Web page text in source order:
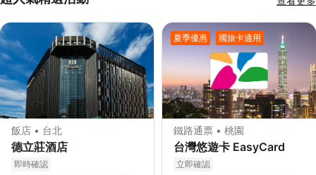
飯店 • 台北
德立莊酒店
即時確認
夏季優惠 國旅卡適用
鐵路通票 • 桃園
台灣悠遊卡 EasyCard
立即確認